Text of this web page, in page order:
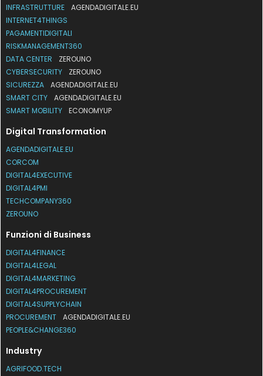
INFRASTRUTTURE
AGENDADIGITALE.EU
INTERNET4THINGS
PAGAMENTIDIGITALI
RISKMANAGEMENT360
DATA CENTER
ZEROUNO
CYBERSECURITY
ZEROUNO
SICUREZZA
AGENDADIGITALE.EU
SMART CITY
AGENDADIGITALE.EU
SMART MOBILITY
ECONOMYUP
Digital Transformation
AGENDADIGITALE.EU
CORCOM
DIGITAL4EXECUTIVE
DIGITAL4PMI
TECHCOMPANY360
ZEROUNO
Funzioni di Business
DIGITAL4FINANCE
DIGITAL4LEGAL
DIGITAL4MARKETING
DIGITAL4PROCUREMENT
DIGITAL4SUPPLYCHAIN
PROCUREMENT
AGENDADIGITALE.EU
PEOPLE&CHANGE360
Industry
AGRIFOOD.TECH